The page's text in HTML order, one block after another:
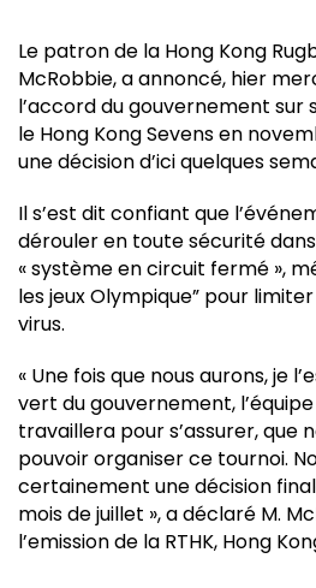
Le patron de la Hong Kong
McRobbie, a annoncé, hier
l’accord du gouvernement sur
le Hong Kong Sevens en
une décision d’ici quelques
Il s’est dit confiant que
dérouler en toute sécurité
« système en circuit fermé »,
les jeux Olympique” pour
virus.
« Une fois que nous aurons, je
vert du gouvernement,
travaillera pour s’assurer, que
pouvoir organiser ce tournoi.
certainement une décision
mois de juillet », a déclaré M.
l’emission de la RTHK, Hong